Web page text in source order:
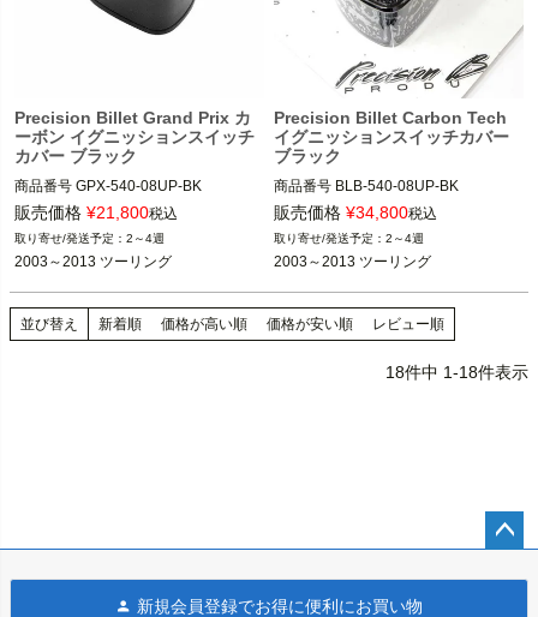
Precision Billet Grand Prix カ
ーボン イグニッションスイッチ
カバー ブラック
商品番号 GPX-540-08UP-BK
HD：810-0705
2003～2013 ツーリング
※FLHR/Sは除く
Precision Billet（プレシジョン ビレッ
ト）
販売価格 ¥21,800税込
2～4週
2003～2013 ツーリング
Precision Billet Carbon Tech
イグニッションスイッチカバー
ブラック
商品番号 BLB-540-08UP-BK
HD：810-0713
2003～2013 ツーリング
※FLHR/Sは除く
Precision Billet（プレシジョン ビレッ
ト）
販売価格 ¥34,800税込
2～4週
2003～2013 ツーリング
並び替え 新着順 価格が高い順 価格が安い順 レビュー順
18件中 1-18件表示
新規会員登録でお得に便利にお買い物